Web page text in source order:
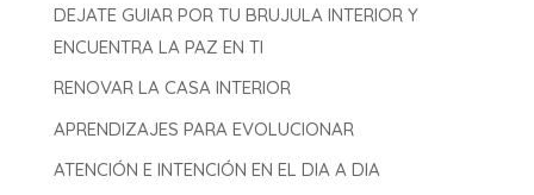
DEJATE GUIAR POR TU BRUJULA INTERIOR Y
ENCUENTRA LA PAZ EN TI
RENOVAR LA CASA INTERIOR
APRENDIZAJES PARA EVOLUCIONAR
ATENCIÓN E INTENCIÓN EN EL DIA A DIA